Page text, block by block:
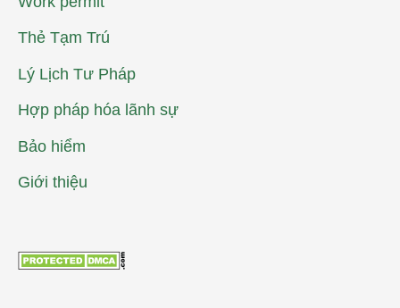
Thẻ Tạm Trú
Lý Lịch Tư Pháp
Hợp pháp hóa lãnh sự
Bảo hiểm
Giới thiệu